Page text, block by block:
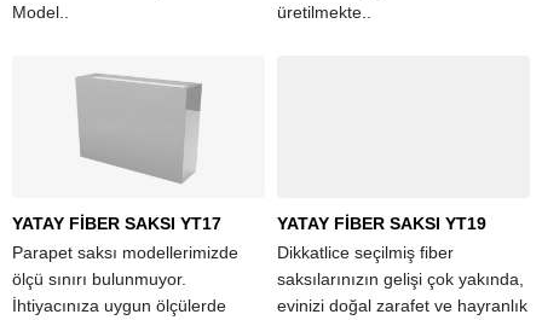
Model..
üretilmekte..
YATAY FİBER SAKSI YT17
Parapet saksı modellerimizde
ölçü sınırı bulunmuyor.
İhtiyacınıza uygun ölçülerde
YATAY FİBER SAKSI YT19
Dikkatlice seçilmiş fiber
saksılarınızın gelişi çok yakında,
evinizi doğal zarafet ve hayranlık